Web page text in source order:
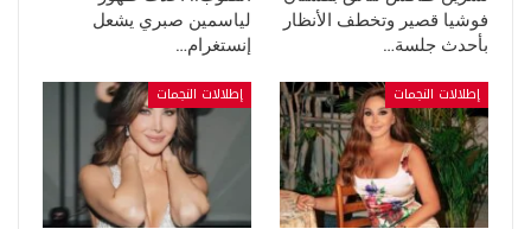
فوشيا قصير وتخطف الأنظار
بأحدث جلسة…
لياسمين صبري يشعل
إنستغرام…
إطلالات النجمات إطلالات النجمات